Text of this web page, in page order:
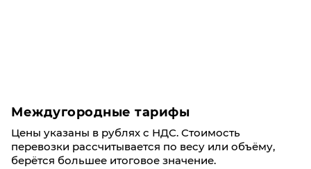
Междугородные тарифы
Цены указаны в рублях с НДС. Стоимость
перевозки рассчитывается по весу или объёму,
берётся большее итоговое значение.